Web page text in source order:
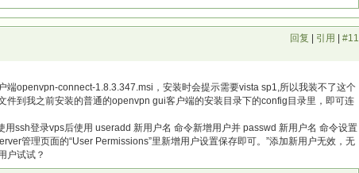
回复 引用 #11
端openvpn-connect-1.8.3.347.msi，安装时会提示需要vista sp1,所以我装不了这个
件到我之前安装的普通的openvpn gui客户端的安装目录下的config目录里，即可连
用ssh登录vps后使用 useradd 新用户名 命令新增用户并 passwd 新用户名 命令设置
管理页面的“User Permissions”里新增用户设置保存即可。”添加新用户无效，无
户试试？